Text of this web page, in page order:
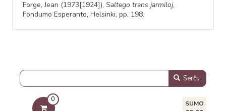
Forge, Jean (1973[1924]), Saltego trans jarmiloj,
Fondumo Esperanto, Helsinki, pp. 198.
Serĉu
0
SUMO